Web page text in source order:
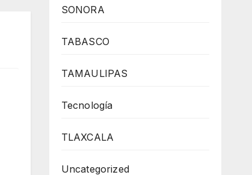
SONORA
TABASCO
TAMAULIPAS
Tecnología
TLAXCALA
Uncategorized